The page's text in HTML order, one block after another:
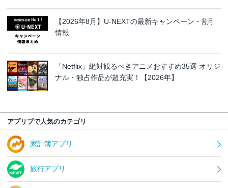
【2026年8月】U-NEXTの最新キャンペーン・割引
情報
「Netflix」絶対観るべきアニメおすすめ35選 オリジ
ナル・独占作品が超充実！【2026年】
アプリブで人気のカテゴリ
家計簿アプリ
旅行アプリ